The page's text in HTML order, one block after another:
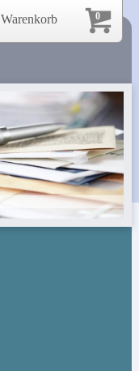
0
Warenkorb